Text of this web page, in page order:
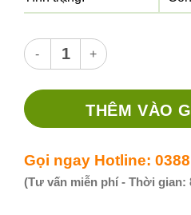
Thuốc tricima 500 thuốc gì?
THÊM VÀO
Gọi ngay Hotline:
(Tư vấn miễn phí - Thời gian: